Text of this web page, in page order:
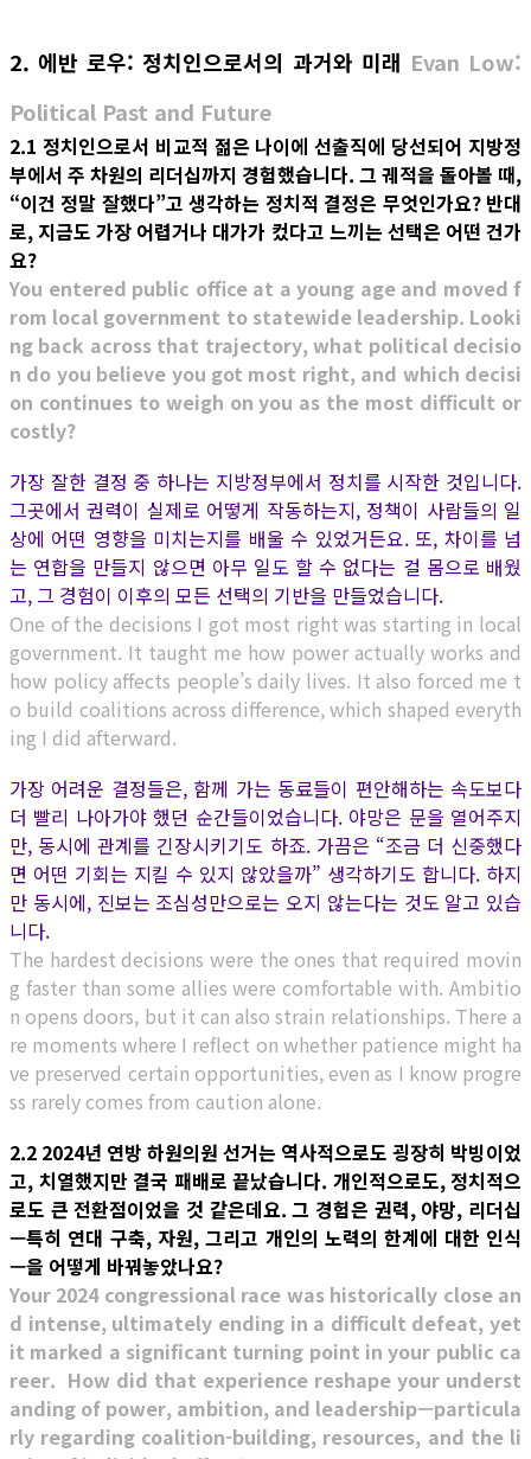
2. 에반 로우: 정치인으로서의 과거와 미래 Evan Low:
Political Past and Future
2.1 정치인으로서 비교적 젊은 나이에 선출직에 당선되어 지방정
부에서 주 차원의 리더십까지 경험했습니다. 그 궤적을 돌아볼 때,
“이건 정말 잘했다”고 생각하는 정치적 결정은 무엇인가요? 반대
로, 지금도 가장 어렵거나 대가가 컸다고 느끼는 선택은 어떤 건가
요?
You entered public office at a young age and moved f
rom local government to statewide leadership. Looki
ng back across that trajectory, what political decisio
n do you believe you got most right, and which decisi
on continues to weigh on you as the most difficult or
costly?
가장 잘한 결정 중 하나는 지방정부에서 정치를 시작한 것입니다.
그곳에서 권력이 실제로 어떻게 작동하는지, 정책이 사람들의 일
상에 어떤 영향을 미치는지를 배울 수 있었거든요. 또, 차이를 넘
는 연합을 만들지 않으면 아무 일도 할 수 없다는 걸 몸으로 배웠
고, 그 경험이 이후의 모든 선택의 기반을 만들었습니다.
One of the decisions I got most right was starting in local
government. It taught me how power actually works and
how policy affects people’s daily lives. It also forced me t
o build coalitions across difference, which shaped everyth
ing I did afterward.
가장 어려운 결정들은, 함께 가는 동료들이 편안해하는 속도보다
더 빨리 나아가야 했던 순간들이었습니다. 야망은 문을 열어주지
만, 동시에 관계를 긴장시키기도 하죠. 가끔은 “조금 더 신중했다
면 어떤 기회는 지킬 수 있지 않았을까” 생각하기도 합니다. 하지
만 동시에, 진보는 조심성만으로는 오지 않는다는 것도 알고 있습
니다.
The hardest decisions were the ones that required movin
g faster than some allies were comfortable with. Ambitio
n opens doors, but it can also strain relationships. There a
re moments where I reflect on whether patience might ha
ve preserved certain opportunities, even as I know progre
ss rarely comes from caution alone.
2.2 2024년 연방 하원의원 선거는 역사적으로도 굉장히 박빙이었
고, 치열했지만 결국 패배로 끝났습니다. 개인적으로도, 정치적으
로도 큰 전환점이었을 것 같은데요. 그 경험은 권력, 야망, 리더십
—특히 연대 구축, 자원, 그리고 개인의 노력의 한계에 대한 인식
—을 어떻게 바꿔놓았나요?
Your 2024 congressional race was historically close an
d intense, ultimately ending in a difficult defeat, yet
it marked a significant turning point in your public ca
reer. How did that experience reshape your underst
anding of power, ambition, and leadership—particula
rly regarding coalition-building, resources, and the li